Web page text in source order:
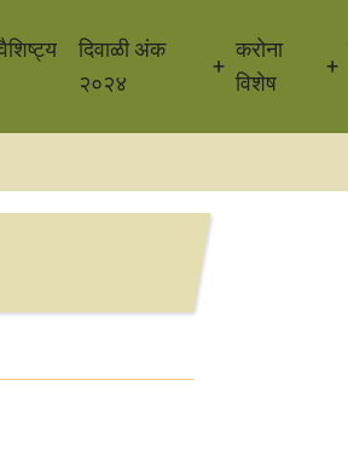
दिवाळी अंक
२०२४
करोना
विशेष